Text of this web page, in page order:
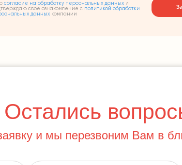
согласие на обработку персональных данных и
свое ознакомление с политикой обработки
данных компании
Остались
и мы перезвоним Вам в